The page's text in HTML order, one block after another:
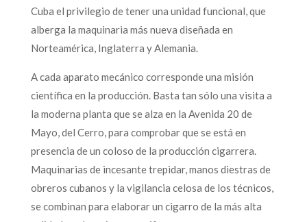
Cuba el privilegio de tener una unidad funcional, que
alberga la maquinaria más nueva diseñada en
Norteamérica, Inglaterra y Alemania.
A cada aparato mecánico corresponde una misión
científica en la producción. Basta tan sólo una visita a
la moderna planta que se alza en la Avenida 20 de
Mayo, del Cerro, para comprobar que se está en
presencia de un coloso de la producción cigarrera.
Maquinarias de incesante trepidar, manos diestras de
obreros cubanos y la vigilancia celosa de los técnicos,
se combinan para elaborar un cigarro de la más alta